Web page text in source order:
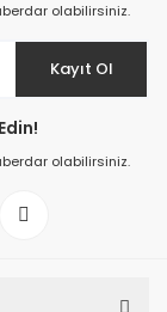
olabilirsiniz.
Kayıt Ol
olabilirsiniz.